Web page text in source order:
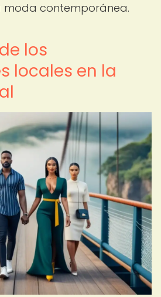
moda contemporánea.
los
locales en la